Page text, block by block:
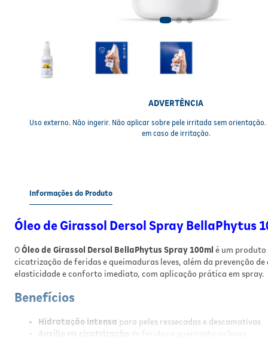
ADVERTÊNCIA
Uso externo. Não ingerir. Não aplicar sobre pele irritada sem orientação.
em caso de irritação.
Informações do Produto
Óleo de Girassol Dersol Spray BellaPhytus
OÓleo de Girassol Dersol BellaPhytus Spray 100ml é um
cicatrização de feridas e queimaduras leves, além da prevenção
elasticidade e conforto imediato, com aplicação prática em spray.
Benefícios
Hidratação intensa para peles ressecadas e descamativas
Auxílio na cicatrização
de feridas e queimaduras leves